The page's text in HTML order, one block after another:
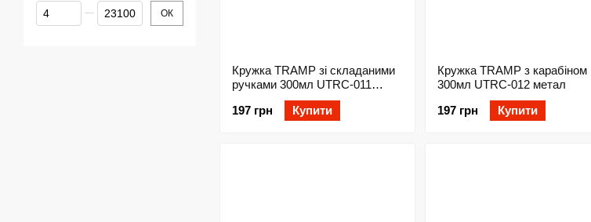
Кружка TRAMP зі складаними
ручками 300мл UTRC-011
197 грн
Купити
Кружка TRAMP з карабіном
300мл UTRC-012 метал
197 грн
Купити
Від Ціна, грн
До Ціна, грн ОК